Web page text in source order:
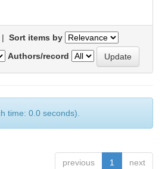
| Sort items by
Authors/record
time: 0.0 seconds).
previous 1 next